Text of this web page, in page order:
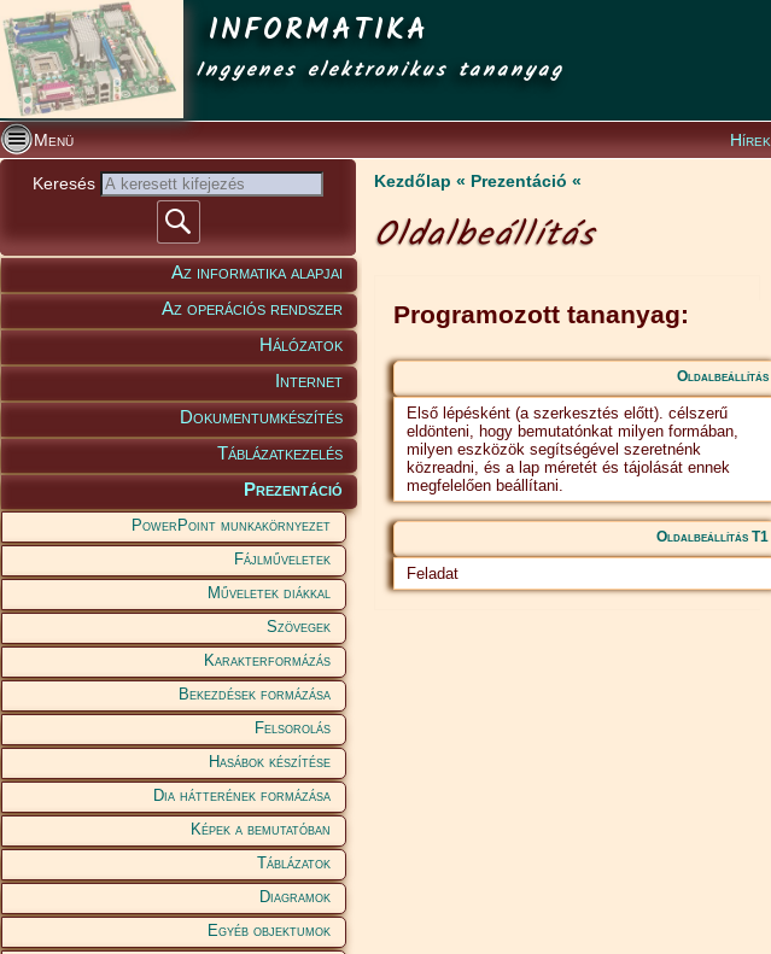
INFORMATIKA
Ingyenes elektronikus tananyag
Menü Hírek
Keresés
Az informatika alapjai
Az operációs rendszer
Hálózatok
Internet
Dokumentumkészítés
Táblázatkezelés
Prezentáció
PowerPoint munkakörnyezet
Fájlműveletek
Műveletek diákkal
Szövegek
Karakterformázás
Bekezdések formázása
Felsorolás
Hasábok készítése
Dia hátterének formázása
Képek a bemutatóban
Táblázatok
Diagramok
Egyéb objektumok
Kezdőlap Prezentáció
Oldalbeállítás
Programozott tananyag:
Oldalbeállítás
Első lépésként (a szerkesztés előtt). célszerű
eldönteni, hogy bemutatónkat milyen formában,
milyen eszközök segítségével szeretnénk
közreadni, és a lap méretét és tájolását ennek
megfelelően beállítani.
Oldalbeállítás T1
Feladat